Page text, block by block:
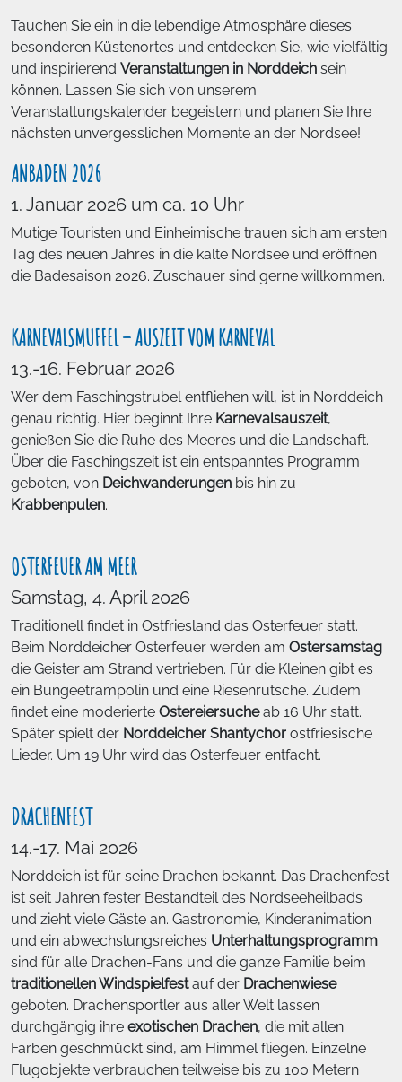
Tauchen Sie ein in die lebendige Atmosphäre dieses
besonderen Küstenortes und entdecken Sie, wie vielfältig
und inspirierend Veranstaltungen in Norddeich sein
können. Lassen Sie sich von unserem
Veranstaltungskalender begeistern und planen Sie Ihre
nächsten unvergesslichen Momente an der Nordsee!
ANBADEN 2026
1. Januar 2026 um ca. 10 Uhr
Mutige Touristen und Einheimische trauen sich am ersten
Tag des neuen Jahres in die kalte Nordsee und eröffnen
die Badesaison 2026. Zuschauer sind gerne willkommen.
KARNEVALSMUFFEL – AUSZEIT VOM KARNEVAL
13.-16. Februar 2026
Wer dem Faschingstrubel entfliehen will, ist in Norddeich
genau richtig. Hier beginnt Ihre Karnevalsauszeit,
genießen Sie die Ruhe des Meeres und die Landschaft.
Über die Faschingszeit ist ein entspanntes Programm
geboten, von Deichwanderungen bis hin zu
Krabbenpulen.
OSTERFEUER AM MEER
Samstag, 4. April 2026
Traditionell findet in Ostfriesland das Osterfeuer statt.
Beim Norddeicher Osterfeuer werden am Ostersamstag
die Geister am Strand vertrieben. Für die Kleinen gibt es
ein Bungeetrampolin und eine Riesenrutsche. Zudem
findet eine moderierte Ostereiersucheab 16 Uhr statt.
Später spielt der Norddeicher Shantychor ostfriesische
Lieder. Um 19 Uhr wird das Osterfeuer entfacht.
DRACHENFEST
14.-17. Mai 2026
Norddeich ist für seine Drachen bekannt. Das Drachenfest
ist seit Jahren fester Bestandteil des Nordseeheilbads
und zieht viele Gäste an. Gastronomie, Kinderanimation
und ein abwechslungsreiches Unterhaltungsprogramm
sind für alle Drachen-Fans und die ganze Familie beim
traditionellen Windspielfestauf der Drachenwiese
geboten. Drachensportler aus aller Welt lassen
durchgängig ihre exotischen Drachen, die mit allen
Farben geschmückt sind, am Himmel fliegen. Einzelne
Flugobjekte verbrauchen teilweise bis zu 100 Metern